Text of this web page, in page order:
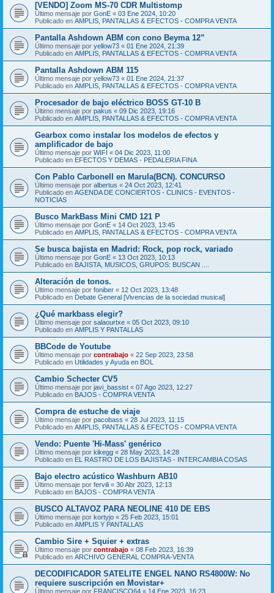
[VENDO] Zoom MS-70 CDR Multistomp
Último mensaje por GonE « 03 Ene 2024, 10:20
Publicado en AMPLIS, PANTALLAS & EFECTOS - COMPRA VENTA
Pantalla Ashdown ABM con cono Beyma 12”
Último mensaje por yellow73 « 01 Ene 2024, 21:39
Publicado en AMPLIS, PANTALLAS & EFECTOS - COMPRA VENTA
Pantalla Ashdown ABM 115
Último mensaje por yellow73 « 01 Ene 2024, 21:37
Publicado en AMPLIS, PANTALLAS & EFECTOS - COMPRA VENTA
Procesador de bajo eléctrico BOSS GT-10 B
Último mensaje por pakus « 09 Dic 2023, 19:16
Publicado en AMPLIS, PANTALLAS & EFECTOS - COMPRA VENTA
Gearbox como instalar los modelos de efectos y
amplificador de bajo
Último mensaje por WIFI « 04 Dic 2023, 11:00
Publicado en EFECTOS Y DEMAS - PEDALERIA FINA
Con Pablo Carbonell en Marula(BCN). CONCURSO
Último mensaje por albertus « 24 Oct 2023, 12:41
Publicado en AGENDA DE CONCIERTOS - CLINICS - EVENTOS -
NOTICIAS
Busco MarkBass Mini CMD 121 P
Último mensaje por GonE « 14 Oct 2023, 13:45
Publicado en AMPLIS, PANTALLAS & EFECTOS - COMPRA VENTA
Se busca bajista en Madrid: Rock, pop rock, variado
Último mensaje por GonE « 13 Oct 2023, 10:13
Publicado en BAJISTA, MUSICOS, GRUPOS: BUSCAN ....
Alteración de tonos.
Último mensaje por foniber « 12 Oct 2023, 13:48
Publicado en Debate General [Vivencias de la sociedad musical]
¿Qué markbass elegir?
Último mensaje por salaourtxe « 05 Oct 2023, 09:10
Publicado en AMPLIS Y PANTALLAS
BBCode de Youtube
Último mensaje por contrabajo « 22 Sep 2023, 23:58
Publicado en Utilidades y Ayuda en BOL
Cambio Schecter CV5
Último mensaje por javi_bassist « 07 Ago 2023, 12:27
Publicado en BAJOS - COMPRA VENTA
Compra de estuche de viaje
Último mensaje por pacobass « 28 Jul 2023, 11:15
Publicado en AMPLIS, PANTALLAS & EFECTOS - COMPRA VENTA
Vendo: Puente 'Hi-Mass' genérico
Último mensaje por kikegg « 28 May 2023, 14:28
Publicado en EL RASTRO DE LOS BAJISTAS - INTERCAMBIA COSAS
Bajo electro acústico Washburn AB10
Último mensaje por fervili « 30 Abr 2023, 12:13
Publicado en BAJOS - COMPRA VENTA
BUSCO ALTAVOZ PARA NEOLINE 410 DE EBS
Último mensaje por kortyjo « 25 Feb 2023, 15:01
Publicado en AMPLIS Y PANTALLAS
Cambio Sire + Squier + extras
Último mensaje por contrabajo « 08 Feb 2023, 16:39
Publicado en ARCHIVO GENERAL COMPRA-VENTA
DECODIFICADOR SATELITE ENGEL NANO RS4800W: No
requiere suscripción en Movistar+
Último mensaje por FRANCISCO64 « 14 Ene 2023, 16:23